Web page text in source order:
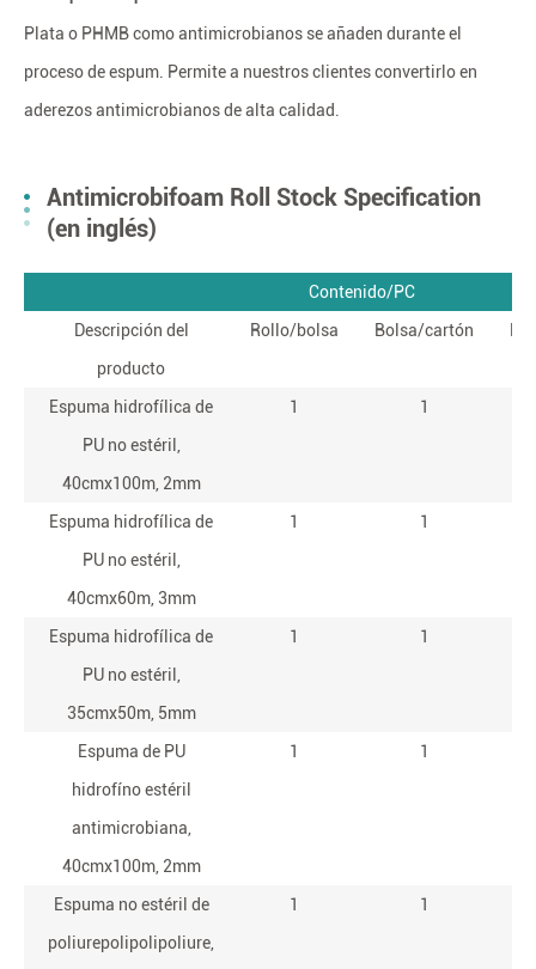
Plata o PHMB como antimicrobianos se añaden durante el
proceso de espum. Permite a nuestros clientes convertirlo en
aderezos antimicrobianos de alta calidad.
Antimicrobifoam Roll Stock Specification
(en inglés)
Contenido/PC
Descripción del
producto
Rollo/bolsa Bolsa/cartón
Espuma hidrofílica de
PU no estéril,
40cmx100m, 2mm
1 1
Espuma hidrofílica de
PU no estéril,
40cmx60m, 3mm
1 1
Espuma hidrofílica de
PU no estéril,
35cmx50m, 5mm
1 1
Espuma de PU
hidrofíno estéril
antimicrobiana,
40cmx100m, 2mm
1 1
Espuma no estéril de
poliurepolipolipoliure,
1 1